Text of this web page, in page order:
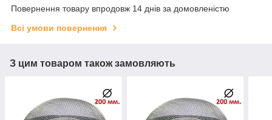
Повернення товару впродовж 14 днів за домовленістю
Всі умови повернення
З цим товаром також замовляють